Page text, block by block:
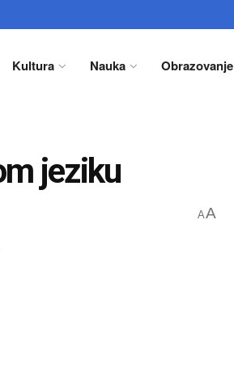
Kultura Nauka Obrazovanje
jeziku
AA